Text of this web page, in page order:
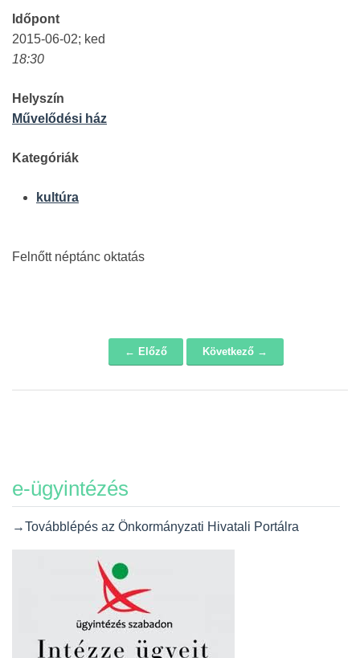
Időpont
2015-06-02; ked
18:30
Helyszín
Művelődési ház
Kategóriák
kultúra
Felnőtt néptánc oktatás
← Előző Következő →
e-ügyintézés
→Továbblépés az Önkormányzati Hivatali Portálra